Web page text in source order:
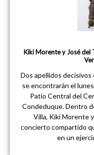
Kiki Morente y José del
Dos apellidos
se encontrarán el
Patio Central del
Condeduque. Dentro
Villa, Kiki Morente
concierto compartido
en un